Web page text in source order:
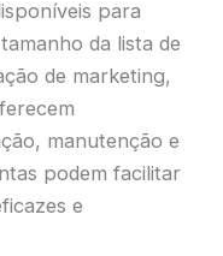
para
da lista de
de marketing,
manutenção e
podem facilitar
e